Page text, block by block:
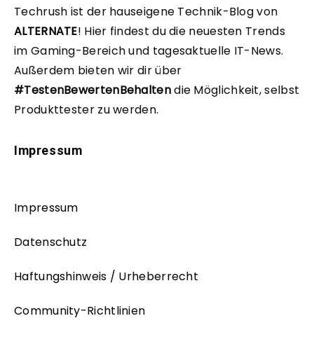
Techrush ist der hauseigene Technik-Blog von
ALTERNATE! Hier findest du die neuesten Trends
im Gaming-Bereich und tagesaktuelle IT-News.
Außerdem bieten wir dir über
#TestenBewertenBehaltendie Möglichkeit, selbst
Produkttester zu werden.
Impressum
Impressum
Datenschutz
Haftungshinweis / Urheberrecht
Community-Richtlinien